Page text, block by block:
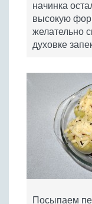
начинка
высокую
желательно
духовке
Посыпаем